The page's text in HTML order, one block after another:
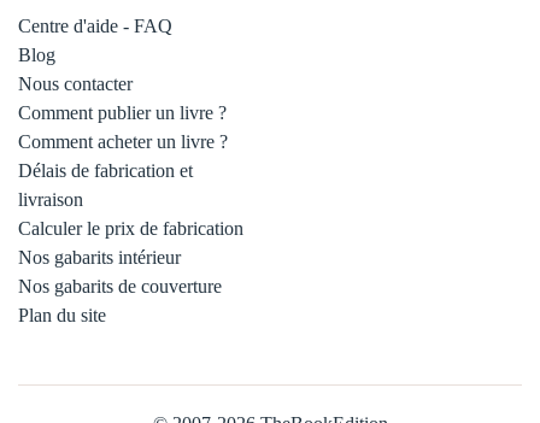
Centre d'aide - FAQ
Blog
Nous contacter
Comment publier un livre ?
Comment acheter un livre ?
Délais de fabrication et
livraison
Calculer le prix de fabrication
Nos gabarits intérieur
Nos gabarits de couverture
Plan du site